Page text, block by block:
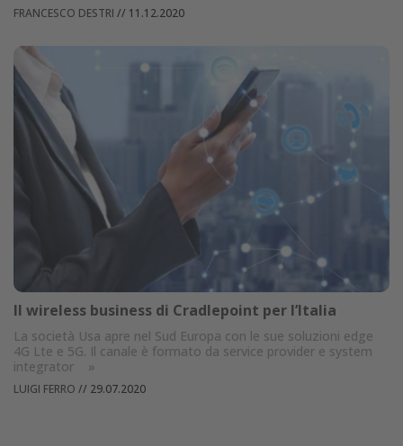
FRANCESCO DESTRI // 11.12.2020
Il wireless business di Cradlepoint per l’Italia
La società Usa apre nel Sud Europa con le sue soluzioni edge
4G Lte e 5G. Il canale è formato da service provider e system
integrator
»
LUIGI FERRO // 29.07.2020